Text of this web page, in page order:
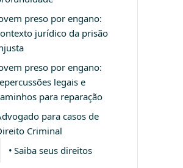
preso por engano:
jurídico da prisão
preso por engano:
legais e
para reparação
para casos de
Criminal
Saiba seus direitos